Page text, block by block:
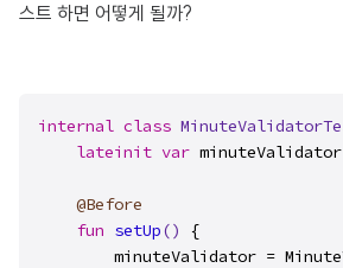
스트 하면 어떻게 될까?
internal class
lateinit var
@Before
fun setUp()
{
minuteValidator =